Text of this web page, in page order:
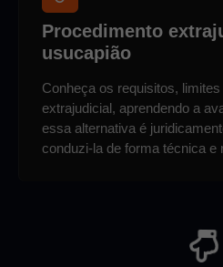
Procedimento
usucapião
Conheça os requisitos,
extrajudicial, aprendendo a
essa alternativa é
conduzi-la de forma técnica e